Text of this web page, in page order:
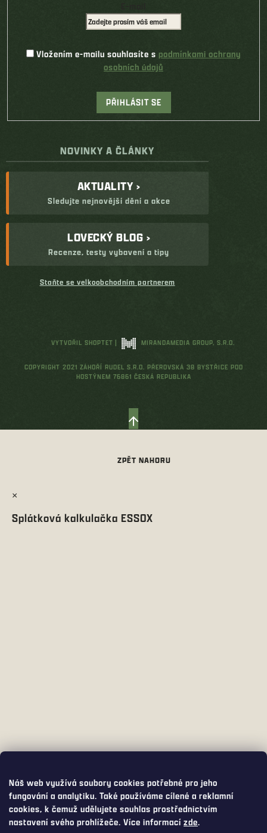
Náš web využívá soubory cookies potřebné pro jeho
fungování a analytiku. Také používáme cílené a reklamní
cookies, k čemuž udělujete souhlas prostřednictvím
nastavení svého prohlížeče. Více informacízde.
Vložením e-mailu souhlasíte s podmínkami ochrany
osobních údajů
PŘIHLÁSIT SE
NOVINKY A ČLÁNKY
AKTUALITY ›
Sledujte nejnovější dění a akce
LOVECKÝ BLOG ›
Recenze, testy vybavení a tipy
Staňte se velkoobchodním partnerem
VYTVOŘIL SHOPTET | MIRANDAMEDIA GROUP, S.R.O.
COPYRIGHT 2021 ZÁHOŘÍ RUDEL S.R.O. PŘEROVSKÁ 38 BYSTŘICE POD
HOSTÝNEM 76861 ČESKÁ REPUBLIKA
×
Splátková kalkulačka ESSOX